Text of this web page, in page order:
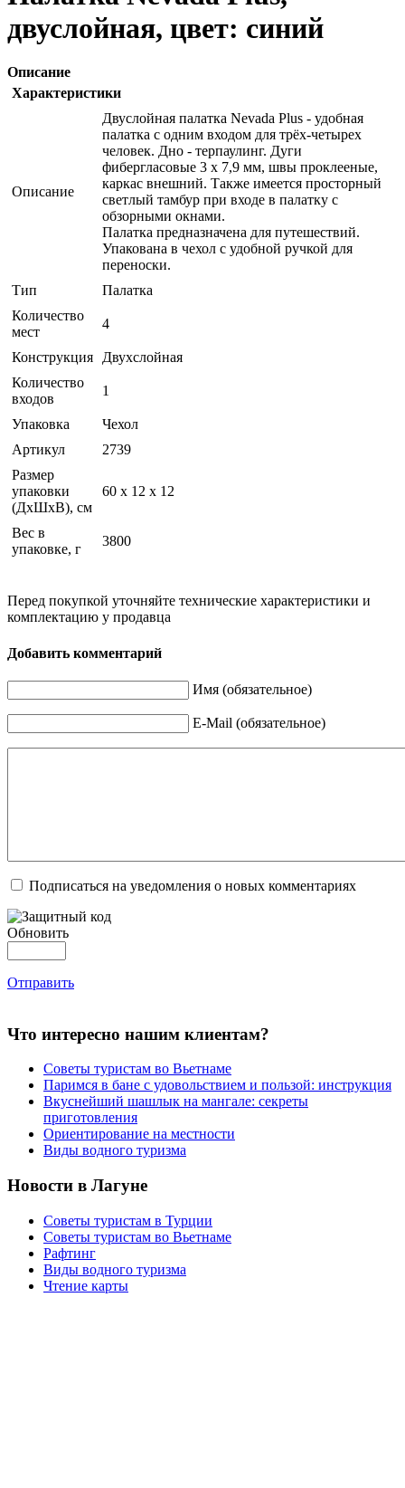
двуслойная, цвет: синий
Описание
Характеристики
Описание
Двуслойная палатка Nevada Plus - удобная
палатка с одним входом для трёх-четырех
человек. Дно - терпаулинг. Дуги
фибергласовые 3 x 7,9 мм, швы проклееные,
каркас внешний. Также имеется просторный
светлый тамбур при входе в палатку с
обзорными окнами.
Палатка предназначена для путешествий.
Упакована в чехол с удобной ручкой для
переноски.
Тип
Палатка
Количество
мест
4
Конструкция
Двухслойная
Количество
входов
1
Упаковка
Чехол
Артикул
2739
Размер
упаковки
(ДхШхВ), см
60 х 12 х 12
Вес в
упаковке, г
3800
Перед покупкой уточняйте технические характеристики и
комплектацию у продавца
Добавить комментарий
Имя (обязательное)
E-Mail (обязательное)
Подписаться на уведомления о новых комментариях
Обновить
Отправить
Что интересно нашим клиентам?
Советы туристам во Вьетнаме
Паримся в бане с удовольствием и пользой: инструкция
Вкуснейший шашлык на мангале: секреты
приготовления
Ориентирование на местности
Виды водного туризма
Новости в Лагуне
Советы туристам в Турции
Советы туристам во Вьетнаме
Рафтинг
Виды водного туризма
Чтение карты